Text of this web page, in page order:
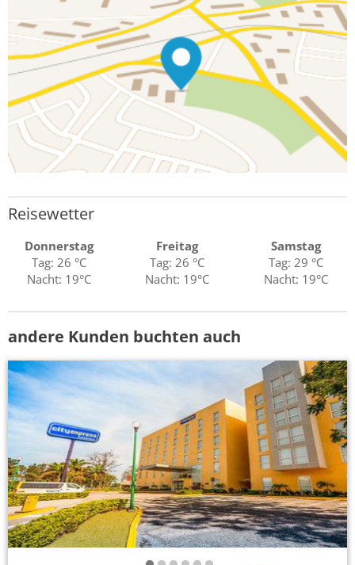
Reisewetter
Donnerstag
Tag: 26 °C
Nacht: 19°C
Freitag
Tag: 26 °C
Nacht: 19°C
Samstag
Tag: 29 °C
Nacht: 19°C
andere Kunden buchten auch